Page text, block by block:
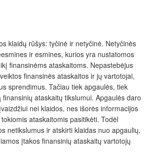
klaidų rūšys: tyčinė ir netyčinė. Netyčinės
ir esmines, kurios yra nustatomos
finansinėms ataskaitoms. Nepastebėjus
finansinės ataskaitos ir jų vartotojai,
sprendimus. Tačiau tiek apgaulės, tiek
ataskaitų tikslumui. Apgaulės daro
nei klaidos, nes išorės informacijos
ataskaitomis pasitikėti. Todėl
netikslumus ir atskirti klaidas nuo apgaulių,
įtakos finansinių ataskaitų vartotojų